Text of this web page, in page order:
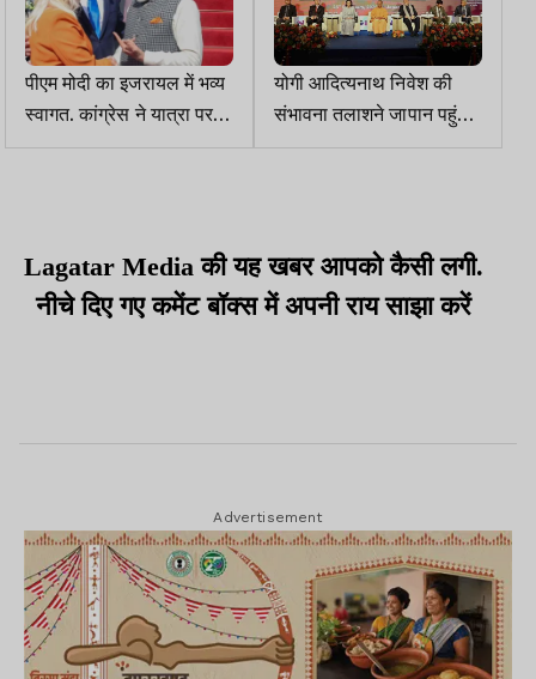
पीएम मोदी का इजरायल में भव्य
स्वागत. कांग्रेस ने यात्रा पर
सवाल उठाये, गाजा की तबाही
योगी आदित्यनाथ निवेश की
संभावना तलाशने जापान पहुंचे,
कहा, अब यूपी बीमारू राज्य नहीं
Lagatar Media की यह खबर आपको कैसी लगी.
नीचे दिए गए कमेंट बॉक्स में अपनी राय साझा करें
Advertisement